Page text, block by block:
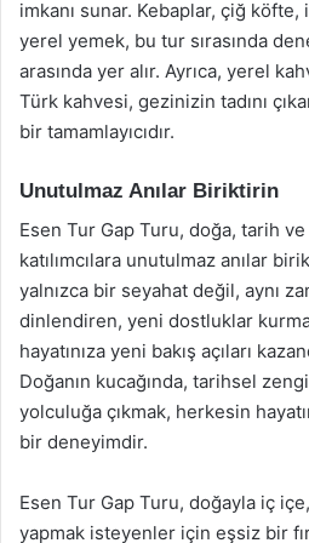
imkanı sunar. Kebaplar, çiğ
yerel yemek, bu tur sırasında
arasında yer alır. Ayrıca, yerel
Türk kahvesi, gezinizin tadını
bir tamamlayıcıdır.
Unutulmaz Anılar Biriktirin
Esen Tur Gap Turu, doğa, tarih
katılımcılara unutulmaz anılar
yalnızca bir seyahat değil, aynı
dinlendiren, yeni dostluklar
hayatınıza yeni bakış açıları
Doğanın kucağında, tarihsel
yolculuğa çıkmak, herkesin
bir deneyimdir.
Esen Tur Gap Turu, doğayla iç
yapmak isteyenler için eşsiz bir